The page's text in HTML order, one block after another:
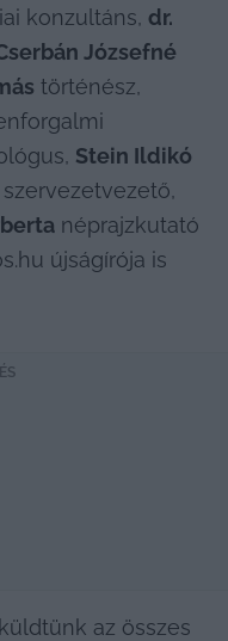
konzultáns, dr.
Józsefné
Stein Ildikó
néprajzkutató
újságírója is
az összes